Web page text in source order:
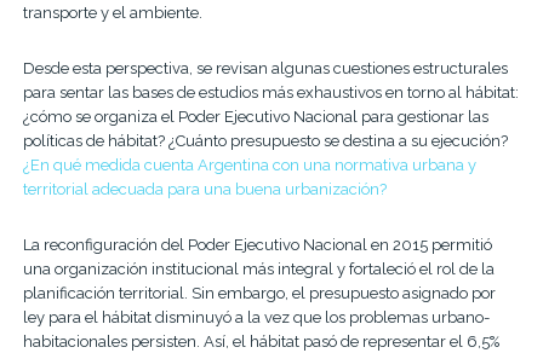
transporte y el ambiente.
Desde esta perspectiva, se revisan algunas cuestiones estructurales
para sentar las bases de estudios más exhaustivos en torno al hábitat:
¿cómo se organiza el Poder Ejecutivo Nacional para gestionar las
políticas de hábitat? ¿Cuánto presupuesto se destina a su ejecución?
¿En qué medida cuenta Argentina con una normativa urbana y
territorial adecuada para una buena urbanización?
La reconfiguración del Poder Ejecutivo Nacional en 2015 permitió
una organización institucional más integral y fortaleció el rol de la
planificación territorial. Sin embargo, el presupuesto asignado por
ley para el hábitat disminuyó a la vez que los problemas urbano-
habitacionales persisten. Así, el hábitat pasó de representar el 6,5%